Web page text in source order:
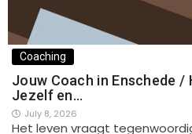
Coaching
Jouw Coach in Enschede /
Jezelf en…
July 8, 2026
Het leven vraagt